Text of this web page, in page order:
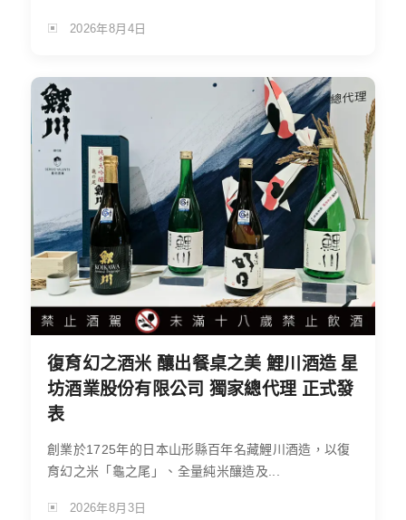
2026年8月4日
復育幻之酒米 釀出餐桌之美 鯉川酒造 星
坊酒業股份有限公司 獨家總代理 正式發
表
創業於1725年的日本山形縣百年名藏鯉川酒造，以復
育幻之米「龜之尾」、全量純米釀造及...
2026年8月3日